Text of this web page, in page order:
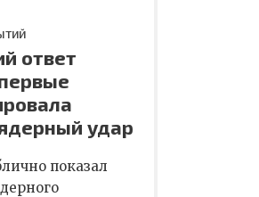
ответ
удар
показал